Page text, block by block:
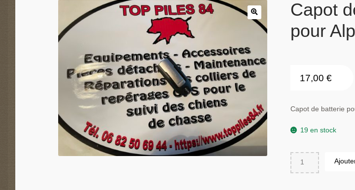
Capot
pour
17,00€
Capot de batterie
19 en stock
quantité
de